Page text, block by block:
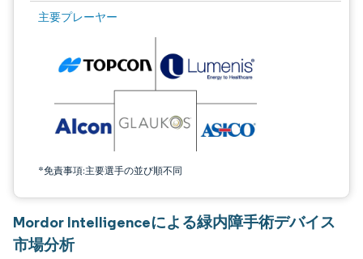
主要プレーヤー
*免責事項:主要選手の並び順不同
画像 © Mordor Intelligence。再利用にはCC BY 4.0の表示が必要です。
Mordor Intelligenceによる緑内障手術デバイス
市場分析